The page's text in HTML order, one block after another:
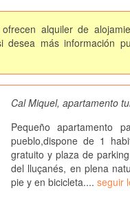
alquiler de
más información
Cal Miquel, apartamento
Pequeño apartamento
pueblo,dispone de 1
gratuito y plaza de
del lluçanés, en plena
pie y en bicicleta.... seguir